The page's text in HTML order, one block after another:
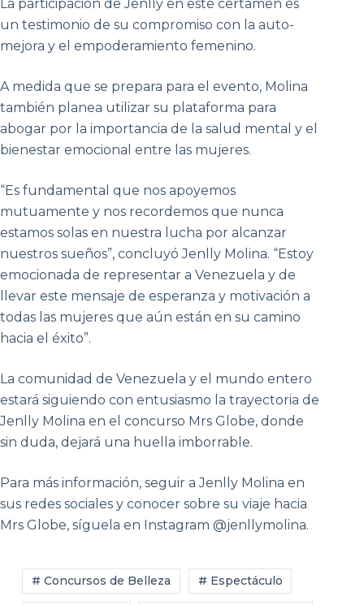
La participación de Jenlly en este certamen es
un testimonio de su compromiso con la auto-
mejora y el empoderamiento femenino.
A medida que se prepara para el evento, Molina
también planea utilizar su plataforma para
abogar por la importancia de la salud mental y el
bienestar emocional entre las mujeres.
“Es fundamental que nos apoyemos
mutuamente y nos recordemos que nunca
estamos solas en nuestra lucha por alcanzar
nuestros sueños”, concluyó Jenlly Molina. “Estoy
emocionada de representar a Venezuela y de
llevar este mensaje de esperanza y motivación a
todas las mujeres que aún están en su camino
hacia el éxito”.
La comunidad de Venezuela y el mundo entero
estará siguiendo con entusiasmo la trayectoria de
Jenlly Molina en el concurso Mrs Globe, donde
sin duda, dejará una huella imborrable.
Para más información, seguir a Jenlly Molina en
sus redes sociales y conocer sobre su viaje hacia
Mrs Globe, síguela en Instagram @jenllymolina.
# Concursos de Belleza # Espectáculo